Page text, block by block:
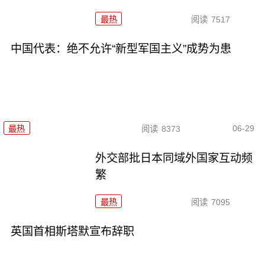
最热 阅读 7517
中国代表：绝不允许“新型军国主义”成势为患
最热 阅读 8373 06-29
外交部批日本同域外国家互动频
繁
最热 阅读 7095
英国首相斯塔默宣布辞职